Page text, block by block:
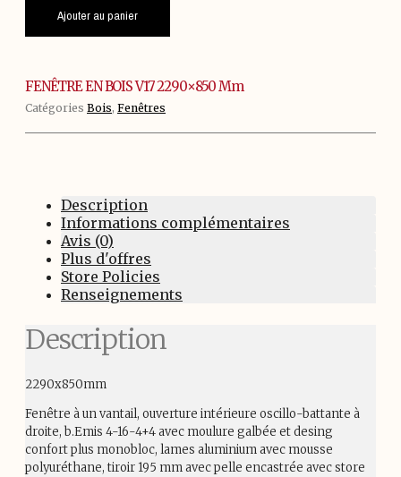
FENÊTRE
2290x850
mm
Ajouter au panier
FENÊTRE EN BOIS V17 2290×850 Mm
Catégories Bois, Fenêtres
Description
Informations complémentaires
Avis (0)
Plus d'offres
Store Policies
Renseignements
Description
2290x850mm
Fenêtre à un vantail, ouverture intérieure oscillo-battante à
droite, b.Emis 4-16-4+4 avec moulure galbée et desing
confort plus monobloc, lames aluminium avec mousse
polyuréthane, tiroir 195 mm avec pelle encastrée avec store